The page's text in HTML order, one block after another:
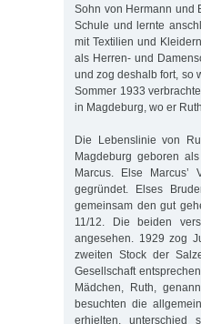
Sohn von Hermann und
Schule und lernte
mit Textilien und
als Herren- und
und zog deshalb fort, so
Sommer 1933
in Magdeburg, wo er
Die Lebenslinie von
Magdeburg geboren
Marcus. Else
gegründet. Elses
gemeinsam den gut
11/12. Die beiden
angesehen. 1929 zog
zweiten Stock der
Gesellschaft
Mädchen, Ruth,
besuchten die
erhielten, unterschied